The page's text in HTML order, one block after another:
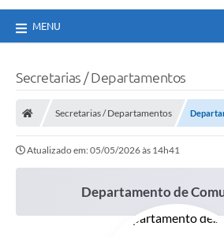
MENU
Secretarias / Departamentos
Secretarias / Departamentos
Atualizado em: 05/05/2026 às 14h41
Departamento de